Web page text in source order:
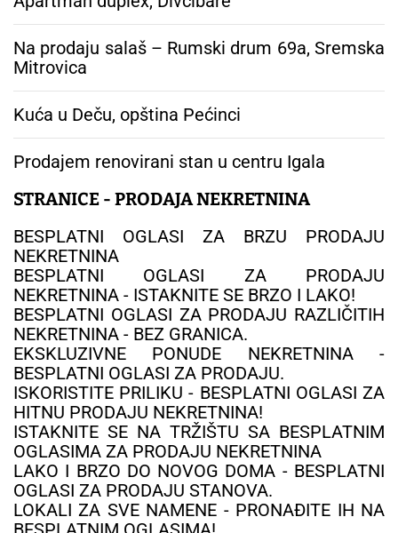
Na prodaju salaš – Rumski drum 69a, Sremska
Mitrovica
Kuća u Deču, opština Pećinci
Prodajem renovirani stan u centru Igala
STRANICE - PRODAJA NEKRETNINA
BESPLATNI OGLASI ZA BRZU PRODAJU
NEKRETNINA
BESPLATNI OGLASI ZA PRODAJU
NEKRETNINA - ISTAKNITE SE BRZO I LAKO!
BESPLATNI OGLASI ZA PRODAJU RAZLIČITIH
NEKRETNINA - BEZ GRANICA.
EKSKLUZIVNE PONUDE NEKRETNINA -
BESPLATNI OGLASI ZA PRODAJU.
ISKORISTITE PRILIKU - BESPLATNI OGLASI ZA
HITNU PRODAJU NEKRETNINA!
ISTAKNITE SE NA TRŽIŠTU SA BESPLATNIM
OGLASIMA ZA PRODAJU NEKRETNINA
LAKO I BRZO DO NOVOG DOMA - BESPLATNI
OGLASI ZA PRODAJU STANOVA.
LOKALI ZA SVE NAMENE - PRONAĐITE IH NA